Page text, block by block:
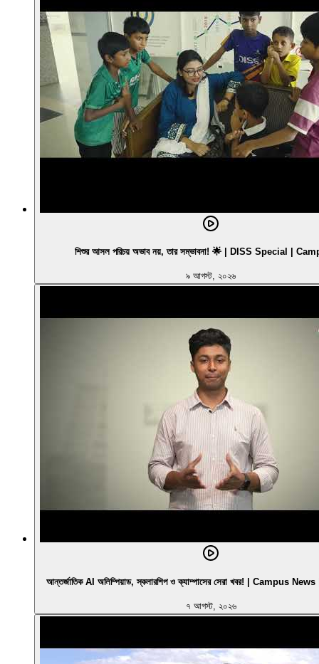
শিশুর আসল পরিচয় অভাব নয়, তার সম্ভাবনা! 🌟 | DISS Special |
৯ আগস্ট, ২০২৬
আন্তর্জাতিক AI অলিম্পিয়াড, স্কলারশিপ ও ক্যাম্পাসের সেরা খবর! | Campus
৭ আগস্ট, ২০২৬